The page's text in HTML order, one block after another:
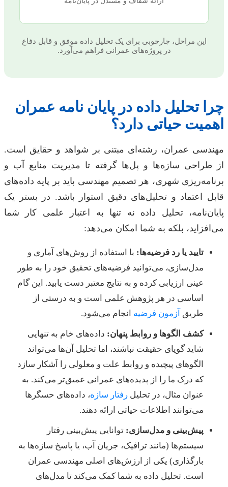
این مراحل، چارچوبی برای یک تحلیل داده موفق و قابل دفاع
در پروژه‌های عمرانی فراهم می‌آورد.
چرا تحلیل داده در پایان نامه عمران
اهمیت حیاتی دارد؟
مهندسی عمران، رشته‌ای مبتنی بر شواهد و حقایق است.
از طراحی سازه‌ها و پل‌ها گرفته تا مدیریت منابع آب و
برنامه‌ریزی شهری، هر تصمیم مهندسی باید بر پایه داده‌های
قابل اعتماد و تحلیل‌های دقیق استوار باشد. در بستر یک
پایان‌نامه، تحلیل داده نه تنها به اعتبار علمی کار شما
می‌افزاید، بلکه به شما امکان می‌دهد:
تایید یا رد فرضیه‌ها: با استفاده از روش‌های آماری و
مدل‌سازی، می‌توانید فرضیه‌های تحقیق خود را به طور
عینی ارزیابی کرده و به نتایج معتبر دست یابید. این گام
اساسی در هر پژوهش علمی است و به درستی از
طریق آزمون فرضیه انجام می‌شود.
کشف الگوها و روابط پنهان: داده‌های خام به تنهایی
شاید گویای حقیقت نباشند، اما تحلیل آن‌ها می‌تواند
الگوهای پیچیده و روابط علت و معلولی را آشکار سازد
که درک ما را از پدیده‌های عمرانی عمیق‌تر می‌کند. به
عنوان مثال، در تحلیل رفتار سازه، داده‌های حسگرها
می‌توانند اطلاعات حیاتی ارائه دهند.
پیش‌بینی و مدل‌سازی: توانایی پیش‌بینی رفتار
سیستم‌ها (مانند ترافیک، جریان آب، یا پاسخ سازه‌ها به
بارگذاری) یکی از ارزش‌های اصلی مهندسی عمران
است. تحلیل داده به شما کمک می‌کند تا مدل‌های